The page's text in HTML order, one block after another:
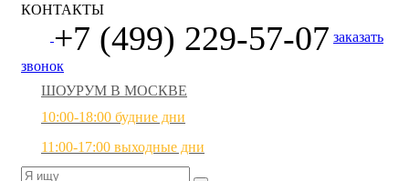
КОНТАКТЫ
+7 (499) 229-57-07 заказать
звонок
ШОУРУМ В МОСКВЕ
10:00-18:00 будние дни
11:00-17:00 выходные дни